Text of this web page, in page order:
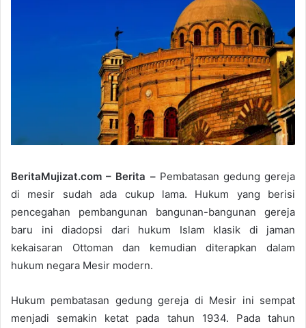
BeritaMujizat.com – Berita –Pembatasan gedung gereja
di mesir sudah ada cukup lama. Hukum yang berisi
pencegahan pembangunan bangunan-bangunan gereja
baru ini diadopsi dari hukum Islam klasik di jaman
kekaisaran Ottoman dan kemudian diterapkan dalam
hukum negara Mesir modern.
Hukum pembatasan gedung gereja di Mesir ini sempat
menjadi semakin ketat pada tahun 1934. Pada tahun